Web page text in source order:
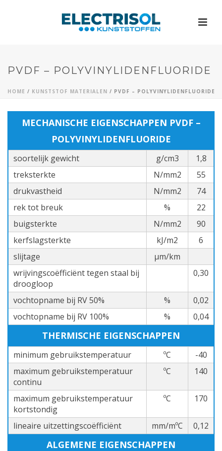
PVDF – POLYVINYLIDENFLUORIDE
HOME / KUNSTSTOF MATERIALEN / PVDF – POLYVINYLIDENFLUORIDE
MECHANISCHE EIGENSCHAPPEN PVDF –
POLYVINYLIDENFLUORIDE
soortelijk gewicht g/cm3
1,8
treksterkte
N/mm2
55
drukvastheid
N/mm2
74
rek tot breuk
%
22
buigsterkte
N/mm2
90
kerfslagsterkte
kJ/m2
6
slijtage
µm/km
wrijvingscoëfficiënt tegen staal bij
droogloop
0,30
vochtopname bij RV 50% %
0,02
vochtopname bij RV 100%
% 0,04
THERMISCHE EIGENSCHAPPEN
minimum gebruikstemperatuur ºC
-40
maximum gebruikstemperatuur
continu
ºC 140
maximum gebruikstemperatuur
kortstondig
ºC 170
lineaire uitzettingscoëfficiënt mm/mºC 0,12
ALGEMENE EIGENSCHAPPEN